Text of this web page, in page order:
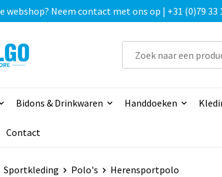
webshop? Neem contact met ons op | +31 (0)79
Bidons & Drinkwaren Handdoeken
Contact
Sportkleding Polo's Herensportpolo